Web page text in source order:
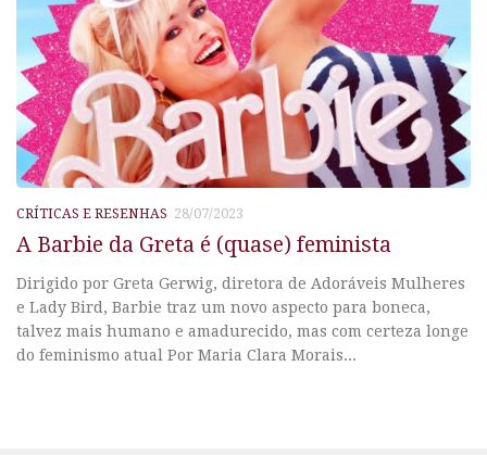
CRÍTICAS E RESENHAS 28/07/2023
A Barbie da Greta é (quase) feminista
Dirigido por Greta Gerwig, diretora de Adoráveis Mulheres
e Lady Bird, Barbie traz um novo aspecto para boneca,
talvez mais humano e amadurecido, mas com certeza longe
do feminismo atual Por Maria Clara Morais...